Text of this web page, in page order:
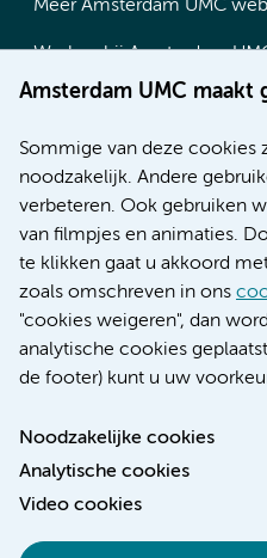
Amsterdam UMC maakt
Sommige van deze
noodzakelijk. Andere
verbeteren. Ook gebruiken
van filmpjes en animaties.
te klikken gaat u akkoord
zoals omschreven in ons
"cookies weigeren", dan
analytische cookies
de footer) kunt u uw
Noodzakelijke cookies
Analytische cookies
Video cookies
Meer Amsterdam UMC
Werken bij Amsterdam
Over Amsterdam UMC
Research
Educatie locatie AMC
Educatie locatie VUmc
Verwijzen & diagnostiek
Toegankelijkheidsverklaring
Responsible disclosure